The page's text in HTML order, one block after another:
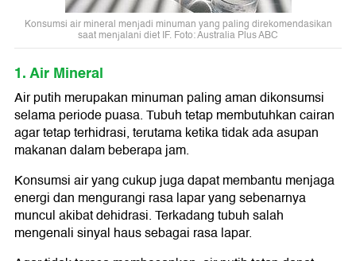
Konsumsi air mineral menjadi minuman yang paling direkomendasikan
saat menjalani diet IF. Foto: Australia Plus ABC
1. Air Mineral
Air putih merupakan minuman paling aman dikonsumsi
selama periode puasa. Tubuh tetap membutuhkan cairan
agar tetap terhidrasi, terutama ketika tidak ada asupan
makanan dalam beberapa jam.
Konsumsi air yang cukup juga dapat membantu menjaga
energi dan mengurangi rasa lapar yang sebenarnya
muncul akibat dehidrasi. Terkadang tubuh salah
mengenali sinyal haus sebagai rasa lapar.